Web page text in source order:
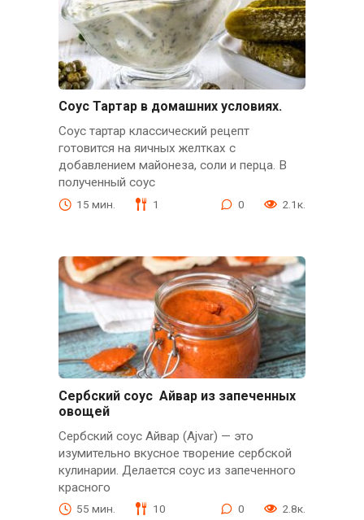
Соус Тартар в домашних условиях.
Соус тартар классический рецепт
готовится на яичных желтках с
добавлением майонеза, соли и перца. В
полученный соус
15 мин. 1 0 2.1к.
Сербский соус Айвар из запеченных
овощей
Сербский соус Айвар (Ajvar) — это
изумительно вкусное творение сербской
кулинарии. Делается соус из запеченного
красного
55 мин. 10 0 2.8к.